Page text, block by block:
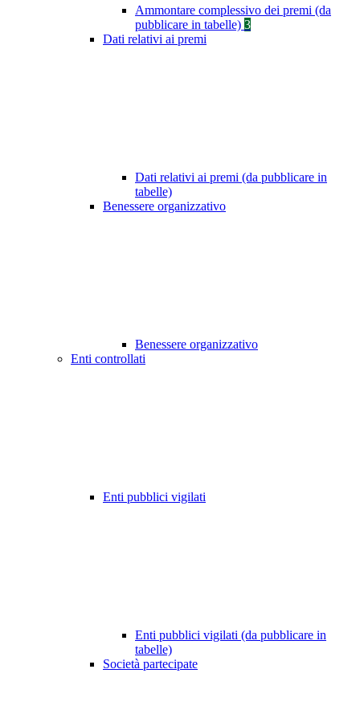
Ammontare complessivo dei premi (da
pubblicare in tabelle) 3
Dati relativi ai premi
Dati relativi ai premi (da pubblicare in
tabelle)
Benessere organizzativo
Benessere organizzativo
Enti controllati
Enti pubblici vigilati
Enti pubblici vigilati (da pubblicare in
tabelle)
Società partecipate